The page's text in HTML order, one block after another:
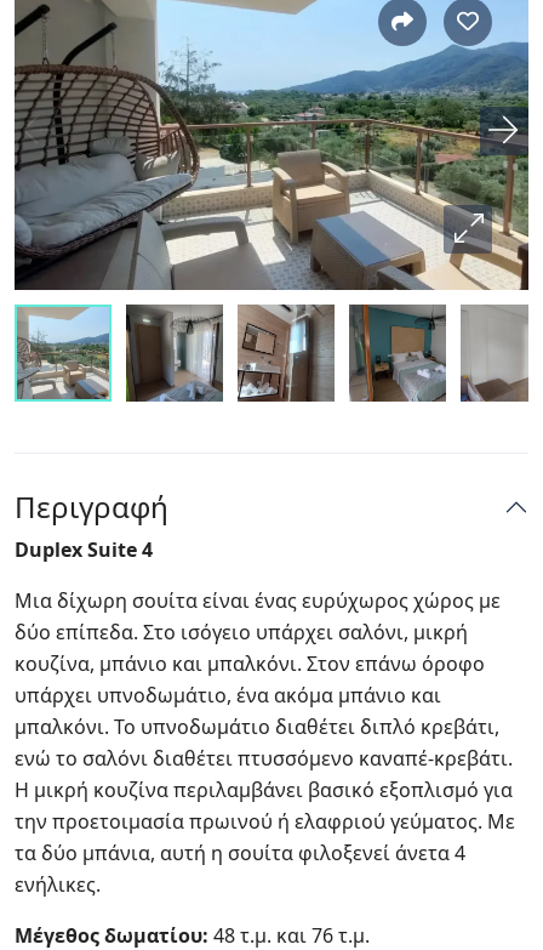
Περιγραφή
Duplex Suite 4
Μια δίχωρη σουίτα είναι ένας ευρύχωρος χώρος με
δύο επίπεδα. Στο ισόγειο υπάρχει σαλόνι, μικρή
κουζίνα, μπάνιο και μπαλκόνι. Στον επάνω όροφο
υπάρχει υπνοδωμάτιο, ένα ακόμα μπάνιο και
μπαλκόνι. Το υπνοδωμάτιο διαθέτει διπλό κρεβάτι,
ενώ το σαλόνι διαθέτει πτυσσόμενο καναπέ-κρεβάτι.
Η μικρή κουζίνα περιλαμβάνει βασικό εξοπλισμό για
την προετοιμασία πρωινού ή ελαφριού γεύματος. Με
τα δύο μπάνια, αυτή η σουίτα φιλοξενεί άνετα 4
ενήλικες.
Μέγεθος δωματίου: 48 τ.μ. και 76 τ.μ.